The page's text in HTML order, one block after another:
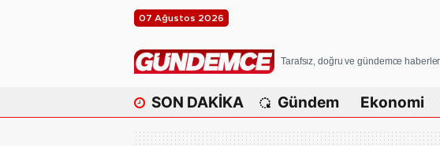
07 Ağustos 2026
Tarafsız, doğru ve gündemce
SON DAKİKA Gündem Ekonomi